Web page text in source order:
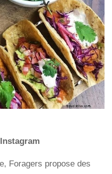
Foragers propose des